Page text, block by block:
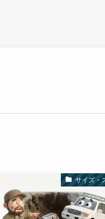
サイズ・